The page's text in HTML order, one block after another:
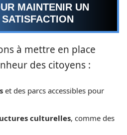
MAINTENIR UN
à mettre en place
des citoyens :
et des parcs accessibles pour
culturelles, comme des